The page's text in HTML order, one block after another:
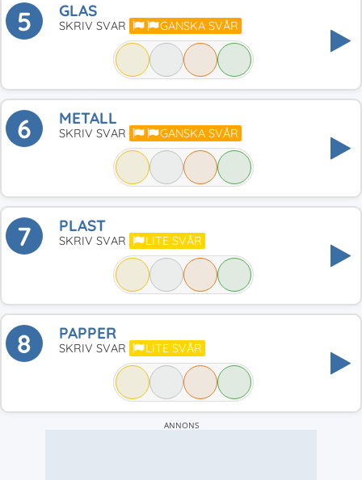
5 GLAS
SKRIV SVAR GANSKA SVÅR
6 METALL
SKRIV SVAR GANSKA SVÅR
7 PLAST
SKRIV SVAR LITE SVÅR
8 PAPPER
SKRIV SVAR LITE SVÅR
ANNONS